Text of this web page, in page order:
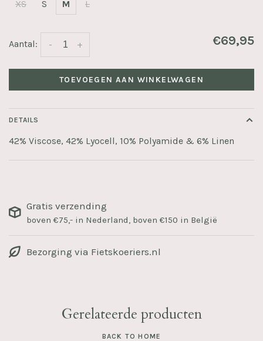
XS S M L
Aantal: +
- €69,95
TOEVOEGEN AAN WINKELWAGEN
DETAILS
42% Viscose, 42% Lyocell, 10% Polyamide & 6% Linen
Gratis verzending
boven €75,- in Nederland, boven €150 in België
Bezorging via Fietskoeriers.nl
Gerelateerde producten
BACK TO HOME